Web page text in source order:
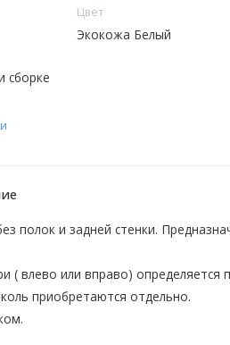
сборке
Цвет
Экокожа Белый
полок и задней стенки.
( влево или вправо) определяется
приобретаются отдельно.